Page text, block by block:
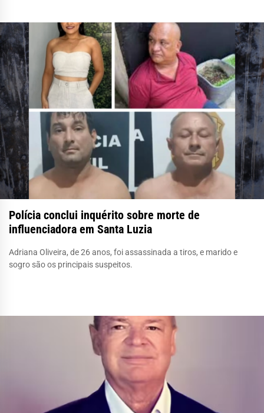
Polícia conclui inquérito sobre morte de
influenciadora em Santa Luzia
Adriana Oliveira, de 26 anos, foi assassinada a tiros, e marido e
sogro são os principais suspeitos.